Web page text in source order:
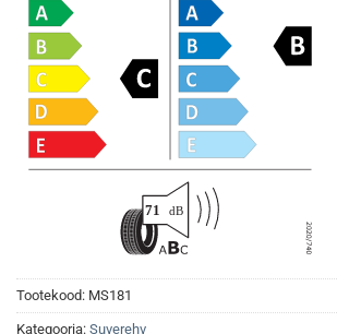
Tootekood: MS181
Kategooria: Suverehv